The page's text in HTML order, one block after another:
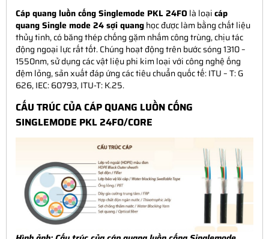
Cáp quang luồn cống Singlemode PKL 24FO là loạicáp
quang Single mode 24 sợi quanghọc được làm bằng chất liệu
thủy tinh, có băng thép chống gặm nhấm công trùng, chịu tác
động ngoại lực rất tốt. Chúng hoạt động trên bước sóng 1310 –
1550nm, sử dụng các vật liệu phi kim loại với công nghệ ống
đệm lỏng, sản xuất đáp ứng các tiêu chuẩn quốc tế: ITU – T: G
626, IEC: 60793, ITU-T: K.25.
CẤU TRÚC CỦA CÁP QUANG LUỒN CỐNG
SINGLEMODE PKL 24FO/CORE